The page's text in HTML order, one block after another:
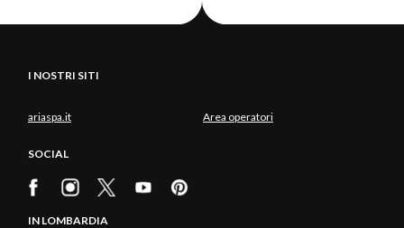
I NOSTRI SITI
ariaspa.it Area operatori
SOCIAL
IN LOMBARDIA